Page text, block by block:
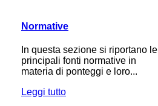
Normative
In questa sezione si riportano le
principali fonti normative in
materia di ponteggi e loro...
Leggi tutto